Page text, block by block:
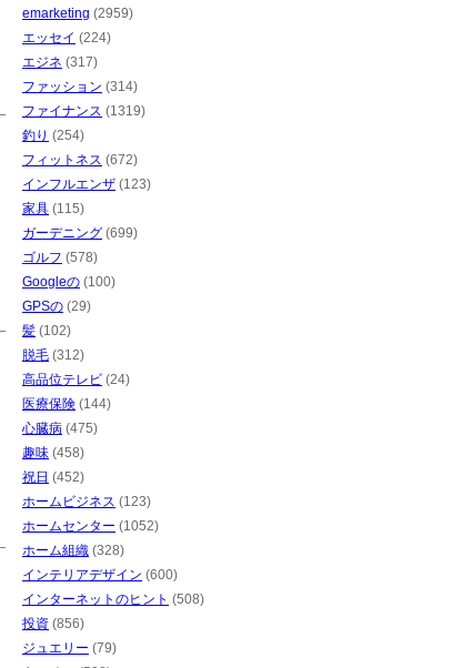
emarketing (2959)
エッセイ (224)
エジネ (317)
ファッション (314)
ファイナンス (1319)
釣り (254)
フィットネス (672)
インフルエンザ (123)
家具 (115)
ガーデニング (699)
ゴルフ (578)
Googleの (100)
GPSの (29)
髪 (102)
脱毛 (312)
高品位テレビ (24)
医療保険 (144)
心臓病 (475)
趣味 (458)
祝日 (452)
ホームビジネス (123)
ホームセンター (1052)
ホーム組織 (328)
インテリアデザイン (600)
インターネットのヒント (508)
投資 (856)
ジュエリー (79)